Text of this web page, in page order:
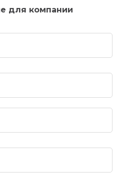
для компании